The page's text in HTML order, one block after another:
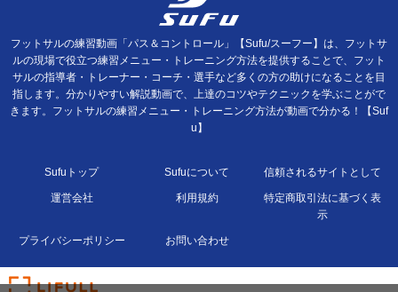
フットサルの練習動画「パス＆コントロール」【Sufu/スーフー】は、フットサ
ルの現場で役立つ練習メニュー・トレーニング方法を提供することで、フット
サルの指導者・トレーナー・コーチ・選手など多くの方の助けになることを目
指します。分かりやすい解説動画で、上達のコツやテクニックを学ぶことがで
きます。フットサルの練習メニュー・トレーニング方法が動画で分かる！【Suf
u】
Sufuトップ Sufuについて 信頼されるサイトとして
運営会社 利用規約
特定商取引法に基づく表
示
プライバシーポリシー お問い合わせ